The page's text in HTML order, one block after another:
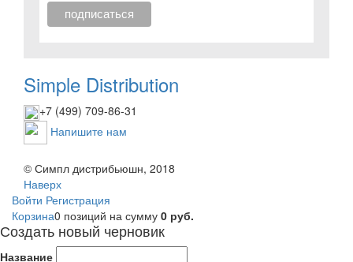
Simple Distribution
+7 (499) 709-86-31
Напишите нам
© Симпл дистрибьюшн, 2018
Наверх
Войти Регистрация
Корзина0 позиций на сумму 0 руб.
Создать новый черновик
Название